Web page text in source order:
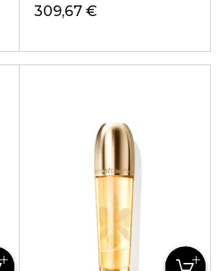
309,67 €